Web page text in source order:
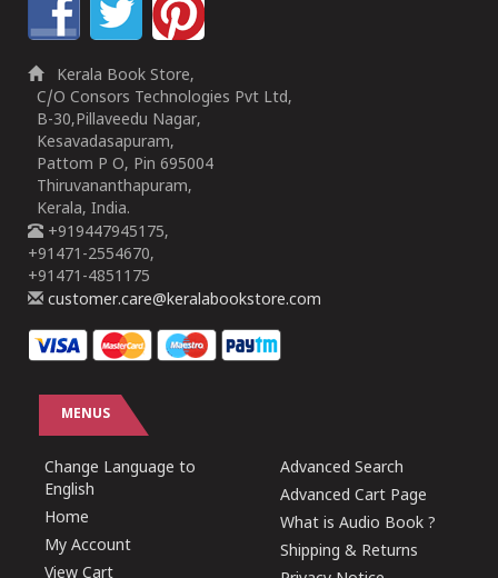
Kerala Book Store,
C/O Consors Technologies Pvt Ltd,
B-30,Pillaveedu Nagar,
Kesavadasapuram,
Pattom P O, Pin 695004
Thiruvananthapuram,
Kerala, India.
+919447945175,
+91471-2554670,
+91471-4851175
customer.care@keralabookstore.com
MENUS
Change Language to
English
Home
My Account
View Cart
Advanced Search
Advanced Cart Page
What is Audio Book ?
Shipping & Returns